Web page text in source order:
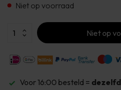
Niet op voorraad
Niet op
Voor 16:00 besteld =